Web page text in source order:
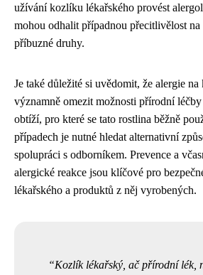
užívání kozlíku lékařského provést
mohou odhalit případnou přecitlivělost
příbuzné druhy.
Je také důležité si uvědomit, že alergie
významně omezit možnosti přírodní
obtíží, pro které se tato rostlina běžně
případech je nutné hledat alternativní
spolupráci s odborníkem. Prevence a
alergické reakce jsou klíčové pro
lékařského a produktů z něj vyrobených.
Kozlík lékařský, ač přírodní lék,